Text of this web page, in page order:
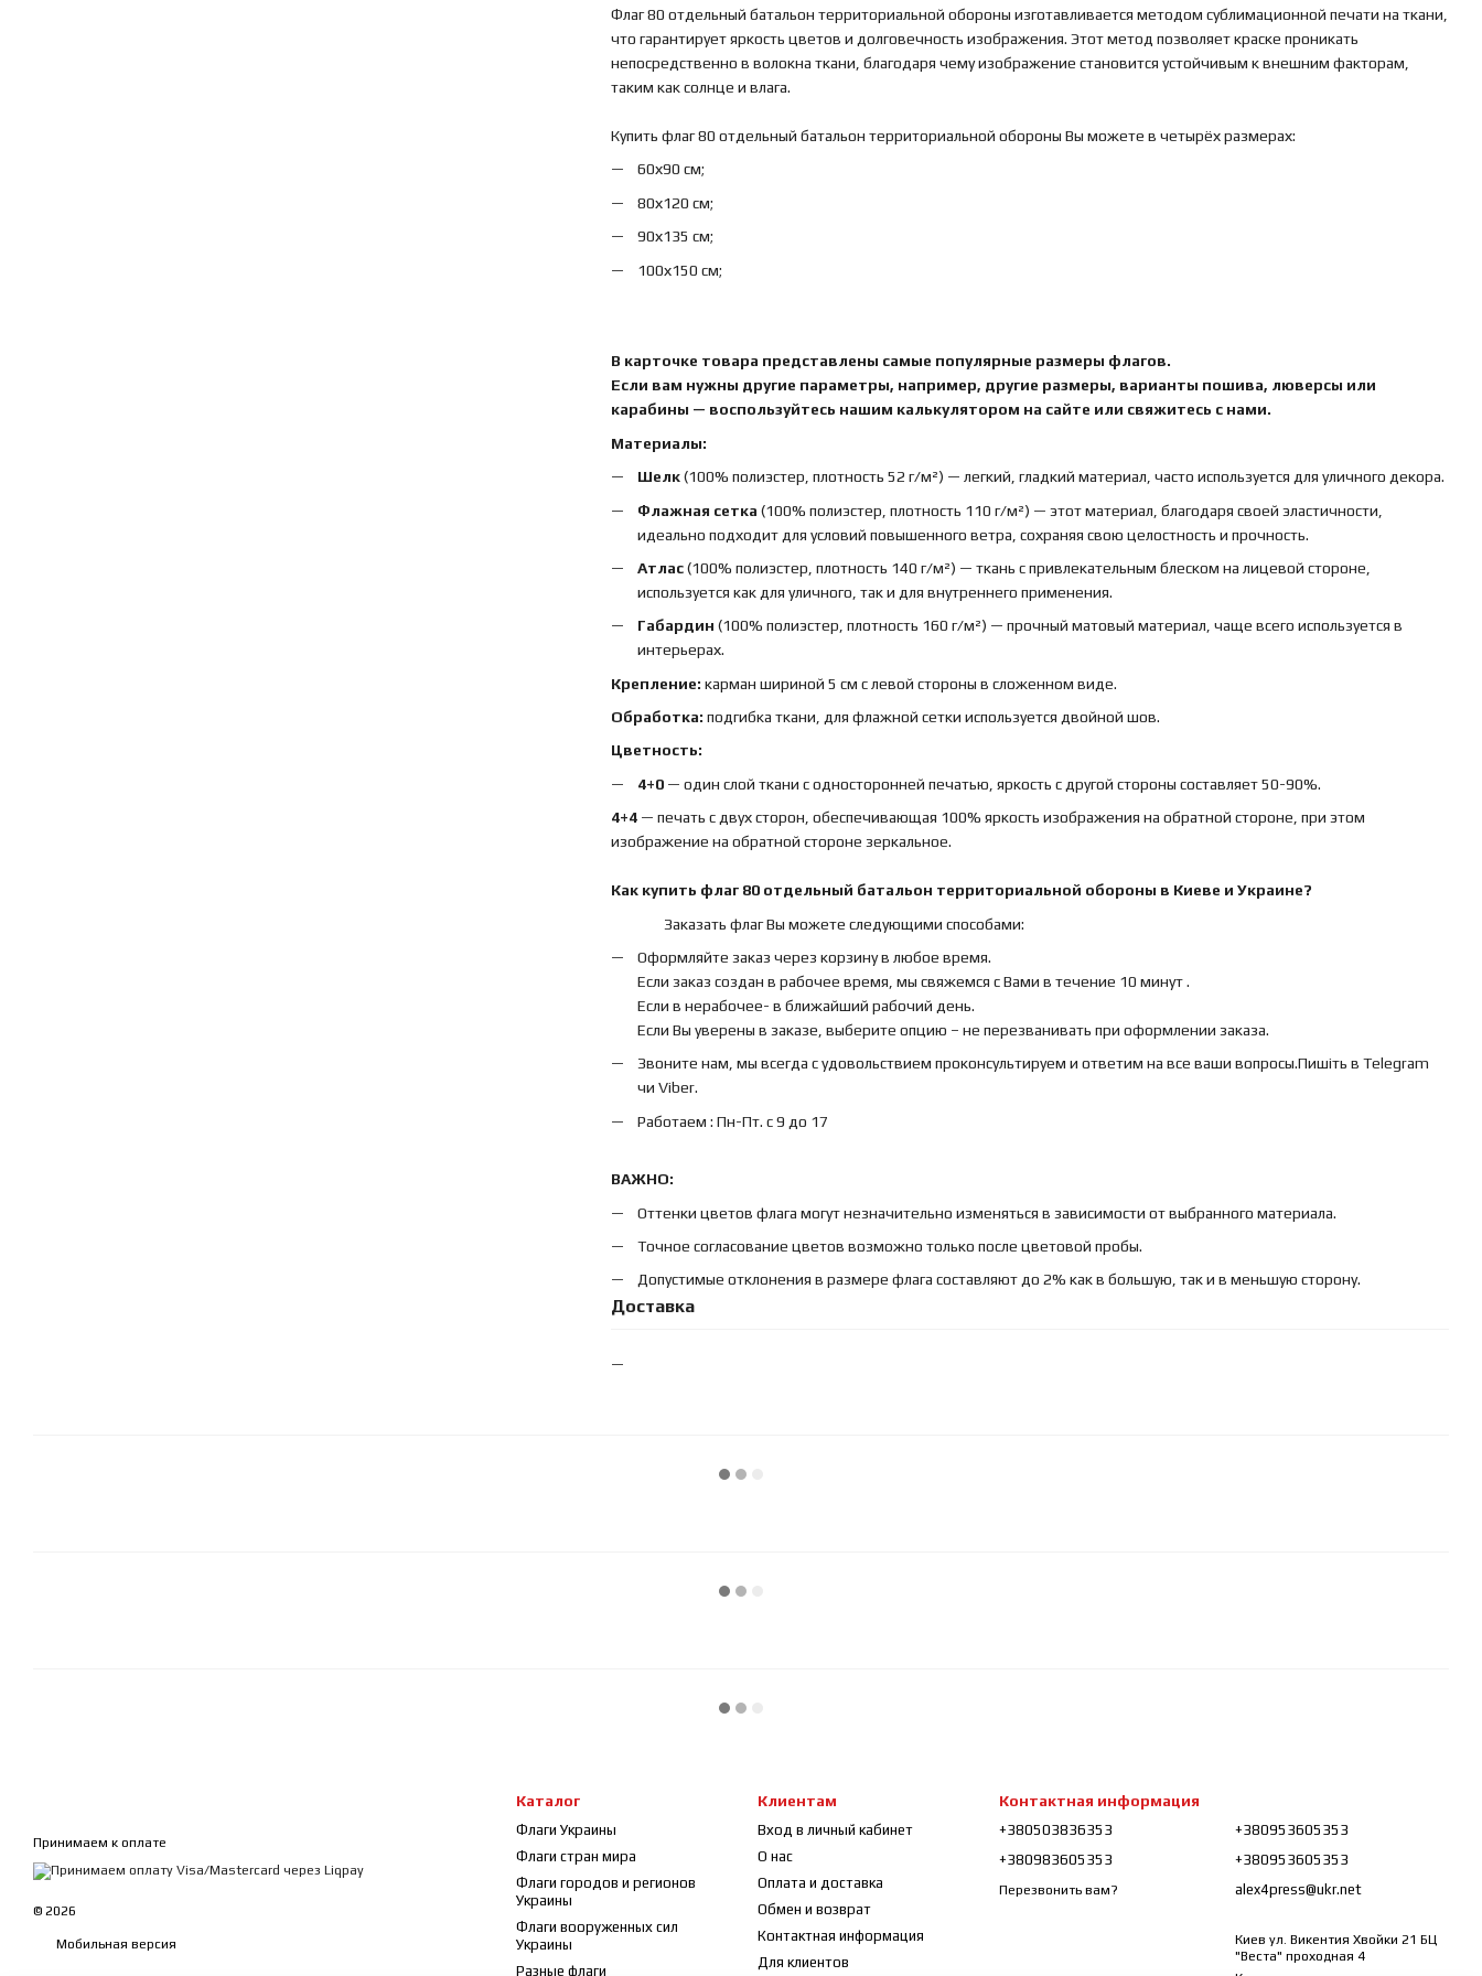
Флаг 80 отдельный батальон территориальной обороны изготавливается методом сублимационной печати на ткани,
что гарантирует яркость цветов и долговечность изображения. Этот метод позволяет краске проникать
непосредственно в волокна ткани, благодаря чему изображение становится устойчивым к внешним факторам,
таким как солнце и влага.
Купить флаг 80 отдельный батальон территориальной обороны Вы можете в четырёх размерах:
60х90 см;
80х120 см;
90х135 см;
100х150 см;
В карточке товара представлены самые популярные размеры флагов.
Если вам нужны другие параметры, например, другие размеры, варианты пошива, люверсы или
карабины — воспользуйтесь нашим калькулятором на сайте или свяжитесь с нами.
Материалы:
Шелк(100% полиэстер, плотность 52 г/м²) — легкий, гладкий материал, часто используется для уличного декора.
Флажная сетка (100% полиэстер, плотность 110 г/м²) — этот материал, благодаря своей эластичности,
идеально подходит для условий повышенного ветра, сохраняя свою целостность и прочность.
Атлас(100% полиэстер, плотность 140 г/м²) — ткань с привлекательным блеском на лицевой стороне,
используется как для уличного, так и для внутреннего применения.
Габардин (100% полиэстер, плотность 160 г/м²) — прочный матовый материал, чаще всего используется в
интерьерах.
Крепление: карман шириной 5 см с левой стороны в сложенном виде.
Обработка: подгибка ткани, для флажной сетки используется двойной шов.
Цветность:
4+0— один слой ткани с односторонней печатью, яркость с другой стороны составляет 50-90%.
4+4— печать с двух сторон, обеспечивающая 100% яркость изображения на обратной стороне, при этом
изображение на обратной стороне зеркальное.
Как купить флаг 80 отдельный батальон территориальной обороны в Киеве и Украине?
Заказать флаг Вы можете следующими способами:
Оформляйте заказ через корзину в любое время.
Если заказ создан в рабочее время, мы свяжемся с Вами в течение 10 минут .
Если в нерабочее- в ближайший рабочий день.
Если Вы уверены в заказе, выберите опцию – не перезванивать при оформлении заказа.
Звоните нам, мы всегда с удовольствием проконсультируем и ответим на все ваши вопросы.Пишіть в Telegram
чи Viber.
Работаем : Пн-Пт. с 9 до 17
ВАЖНО:
Оттенки цветов флага могут незначительно изменяться в зависимости от выбранного материала.
Точное согласование цветов возможно только после цветовой пробы.
Допустимые отклонения в размере флага составляют до 2% как в большую, так и в меньшую сторону.
Доставка
Принимаем к оплате
© 2026
Мобильная версия
Каталог
Флаги Украины
Флаги стран мира
Флаги городов и регионов
Украины
Флаги вооруженных сил
Украины
Разные флаги
Клиентам
Вход в личный кабинет
О нас
Оплата и доставка
Обмен и возврат
Контактная информация
Для клиентов
Контактная информация
+380503836353
+380983605353
Перезвонить вам?
+380953605353
+380953605353
alex4press@ukr.net
Киев ул. Викентия Хвойки 21 БЦ
"Веста" проходная 4